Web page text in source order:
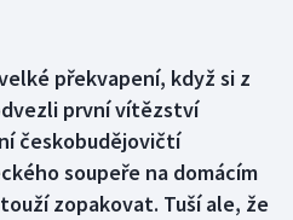
překvapení, když si z
první vítězství
českobudějovičtí
soupeře na domácím
zopakovat. Tuší ale, že